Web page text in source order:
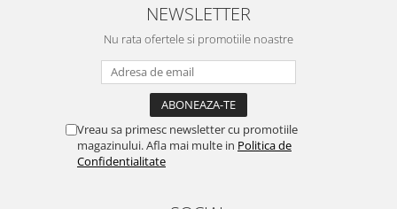
NEWSLETTER
Nu rata ofertele si promotiile noastre
Vreau sa primesc newsletter cu promotiile
magazinului. Afla mai multe in Politica de
Confidentialitate